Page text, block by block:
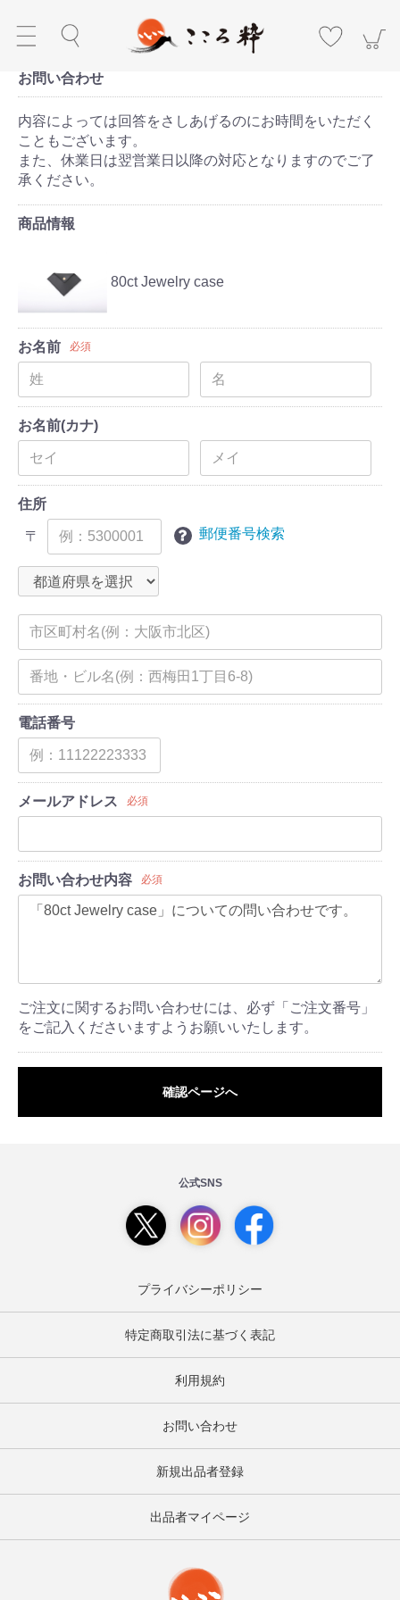
お問い合わせ
内容によっては回答をさしあげるのにお時間をいただく
こともございます。
また、休業日は翌営業日以降の対応となりますのでご了
承ください。
商品情報
80ct Jewelry case
お名前 必須
お名前(カナ)
住所
〒 郵便番号検索
電話番号
メールアドレス 必須
お問い合わせ内容 必須
ご注文に関するお問い合わせには、必ず「ご注文番号」
をご記入くださいますようお願いいたします。
確認ページへ
公式SNS
プライバシーポリシー
特定商取引法に基づく表記
利用規約
お問い合わせ
新規出品者登録
出品者マイページ